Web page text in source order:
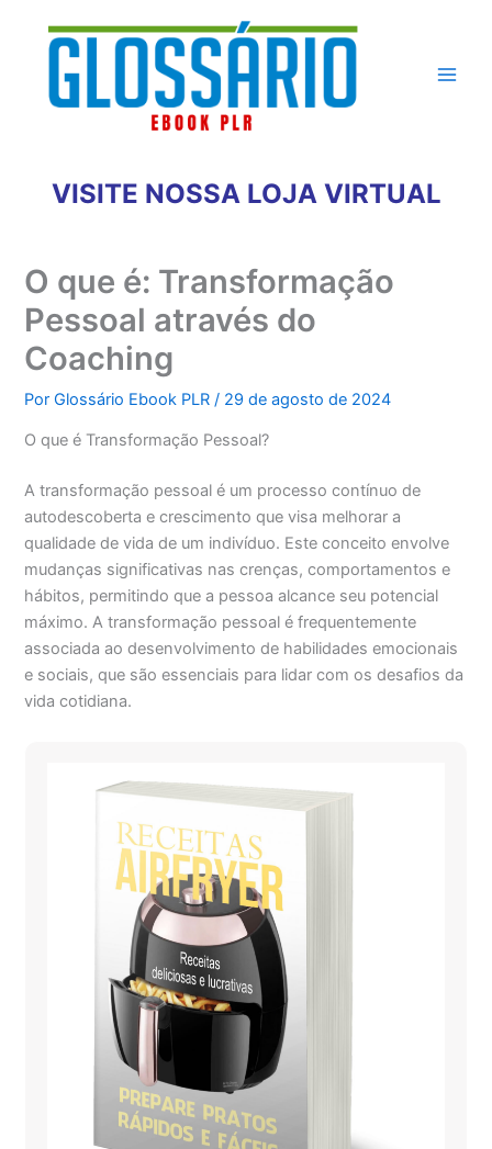
conteúdo
VISITE NOSSA LOJA VIRTUAL
O que é: Transformação
Pessoal através do
Coaching
PorGlossário Ebook PLR/ 29 de agosto de 2024
O que é Transformação Pessoal?
A transformação pessoal é um processo contínuo de
autodescoberta e crescimento que visa melhorar a
qualidade de vida de um indivíduo. Este conceito envolve
mudanças significativas nas crenças, comportamentos e
hábitos, permitindo que a pessoa alcance seu potencial
máximo. A transformação pessoal é frequentemente
associada ao desenvolvimento de habilidades emocionais
e sociais, que são essenciais para lidar com os desafios da
vida cotidiana.